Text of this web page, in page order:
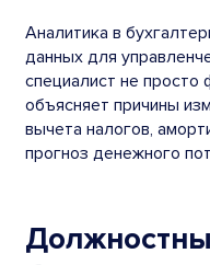
Аналитика в
данных для
специалист не просто
объясняет причины
вычета налогов,
прогноз денежного